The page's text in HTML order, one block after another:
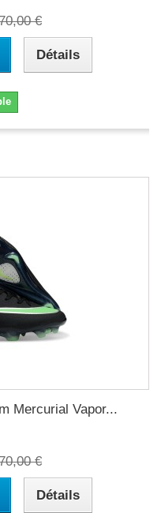
€
Détails
Mercurial Vapor...
€
Détails